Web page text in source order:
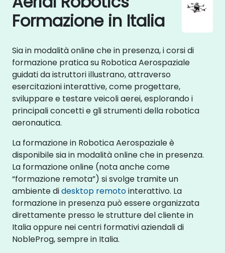
Formazione in Italia
Sia in modalità online che in presenza, i corsi di
formazione pratica su Robotica Aerospaziale
guidati da istruttori illustrano, attraverso
esercitazioni interattive, come progettare,
sviluppare e testare veicoli aerei, esplorando i
principali concetti e gli strumenti della robotica
aeronautica.
La formazione in Robotica Aerospaziale è
disponibile sia in modalità online che in presenza.
La formazione online (nota anche come
“formazione remota”) si svolge tramite un
ambiente didesktop remotointerattivo. La
formazione in presenza può essere organizzata
direttamente presso le strutture del cliente in
Italia oppure nei centri formativi aziendali di
NobleProg, sempre in Italia.